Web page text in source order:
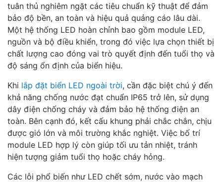
tuân thủ nghiêm ngặt các tiêu chuẩn kỹ thuật để đảm
bảo độ bền, an toàn và hiệu quả quảng cáo lâu dài.
Một hệ thống LED hoàn chỉnh bao gồm module LED,
nguồn và bộ điều khiển, trong đó việc lựa chọn thiết bị
chất lượng cao đóng vai trò quyết định đến tuổi thọ và
độ sáng ổn định của biển hiệu.
Khi lắp đặt biển LED ngoài trời, cần đặc biệt chú ý đến
khả năng chống nước đạt chuẩn IP65 trở lên, sử dụng
dây điện chống cháy và đảm bảo hệ thống điện an
toàn. Bên cạnh đó, kết cấu khung phải chắc chắn, chịu
được gió lớn và môi trường khắc nghiệt. Việc bố trí
module LED hợp lý còn giúp tối ưu tản nhiệt, tránh
hiện tượng giảm tuổi thọ hoặc cháy hỏng.
Các lỗi phổ biến như LED chết sớm, nước vào mạch